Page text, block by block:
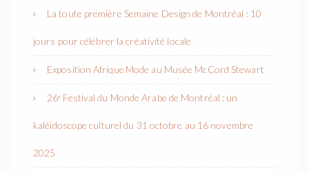
La toute première Semaine Design de Montréal : 10
jours pour célébrer la créativité locale
Exposition Afrique Mode au Musée McCord Stewart
26ᵉ Festival du Monde Arabe de Montréal : un
kaléidoscope culturel du 31 octobre au 16 novembre
2025